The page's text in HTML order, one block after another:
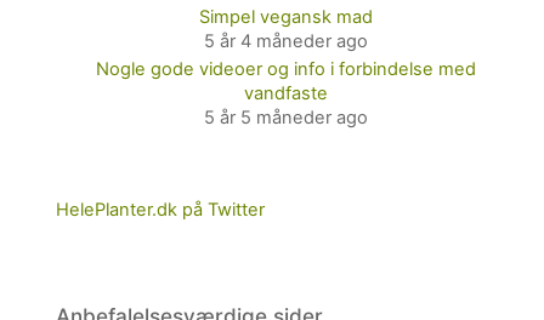
Simpel vegansk mad
5 år 4 måneder ago
Nogle gode videoer og info i forbindelse med
vandfaste
5 år 5 måneder ago
HelePlanter.dk på Twitter